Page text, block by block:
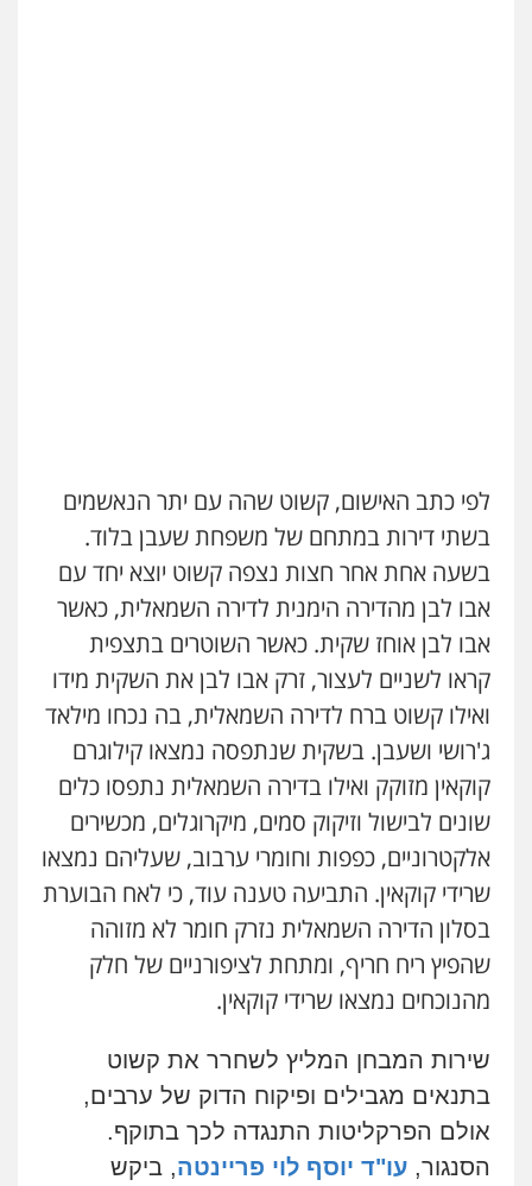
לפי כתב האישום, קשוט שהה עם יתר הנאשמים
בשתי דירות במתחם של משפחת שעבן בלוד.
בשעה אחת אחר חצות נצפה קשוט יוצא יחד עם
אבו לבן מהדירה הימנית לדירה השמאלית, כאשר
אבו לבן אוחז שקית. כאשר השוטרים בתצפית
קראו לשניים לעצור, זרק אבו לבן את השקית מידו
ואילו קשוט ברח לדירה השמאלית, בה נכחו מילאד
ג'רושי ושעבן. בשקית שנתפסה נמצאו קילוגרם
קוקאין מזוקק ואילו בדירה השמאלית נתפסו כלים
שונים לבישול וזיקוק סמים, מיקרוגלים, מכשירים
אלקטרוניים, כפפות וחומרי ערבוב, שעליהם נמצאו
שרידי קוקאין. התביעה טענה עוד, כי לאח הבוערת
בסלון הדירה השמאלית נזרק חומר לא מזוהה
שהפיץ ריח חריף, ומתחת לציפורניים של חלק
מהנוכחים נמצאו שרידי קוקאין.
שירות המבחן המליץ לשחרר את קשוט
בתנאים מגבילים ופיקוח הדוק של ערבים,
אולם הפרקליטות התנגדה לכך בתוקף.
הסנגור, עו"ד יוסף לוי פריינטה, ביקש